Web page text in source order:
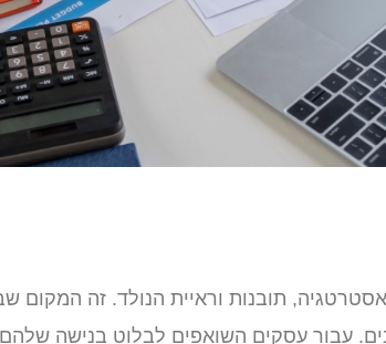
תובנות וראיית הנולד. זה המקום
עבור עסקים השואפים לבלוט בנישה